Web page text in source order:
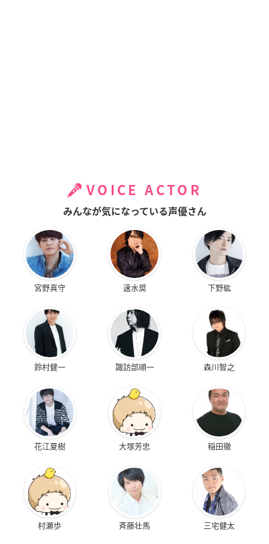
VOICE ACTOR
みんなが気になっている声優さん
宮野真守 速水奨 下野紘
鈴村健一 諏訪部順一 森川智之
花江夏樹 大塚芳忠 稲田徹
村瀬歩 斉藤壮馬 三宅健太